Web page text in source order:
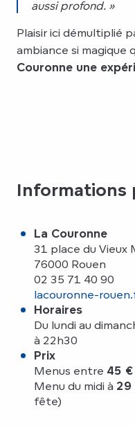
aussi profond. »
Plaisir ici démultiplié
ambiance si magique
Couronne une
Informations
La Couronne
31 place du Vieux
76000 Rouen
02 35 71 40 90
lacouronne-
Horaires
Du lundi au
à 22h30
Prix
Menus entre 45 €
Menu du midi à 29
fête)